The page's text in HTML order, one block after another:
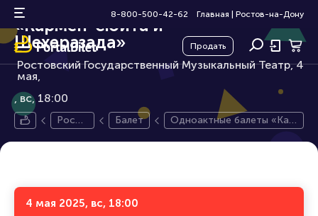
8-800-500-42-62 Главная Ростов-на-Дону
Продать
Одноактные балеты
«Кармен-сюита и
Шехеразада»
Ростовский Государственный Музыкальный Театр, 4
мая,
12+
вс, 18:00
Росто
Балет
Одноактные балеты «Кар
4 мая 2025, вс, 18:00